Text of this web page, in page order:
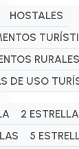
HOSTALES
RURALES
DE USO
2
5